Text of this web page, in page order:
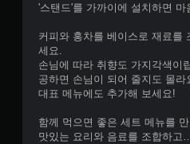
'스탠드'를 가까이에 설치하면 마
커피와 홍차를 베이스로 재료를
세요.
손님에 따라 취향도 가지각색이
공하면 손님이 되어 줄지도 몰라
대표 메뉴에도 추가해 보세요!
함께 먹으면 좋은 세트 메뉴를
맛있는 요리와 음료를 조합하고